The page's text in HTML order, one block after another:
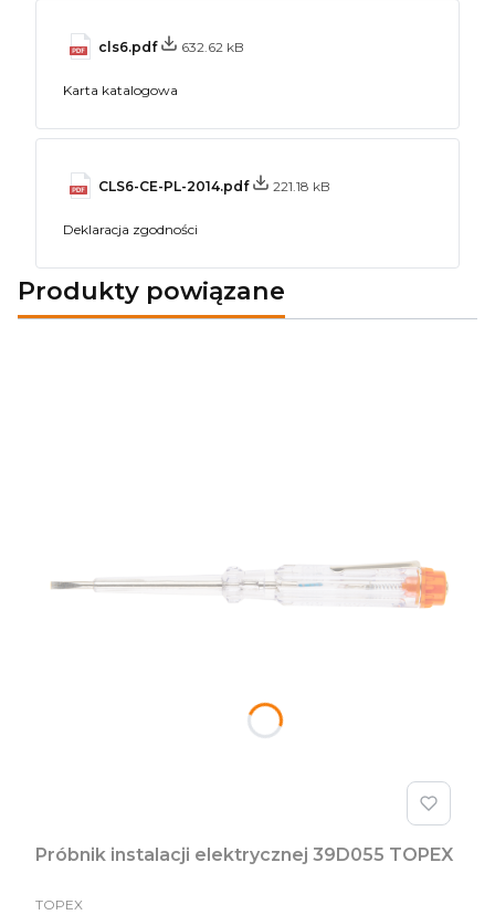
cls6.pdf 632.62 kB
Karta katalogowa
CLS6-CE-PL-2014.pdf 221.18 kB
Deklaracja zgodności
Produkty powiązane
Próbnik instalacji elektrycznej 39D055 TOPEX
PRODUCENT
TOPEX